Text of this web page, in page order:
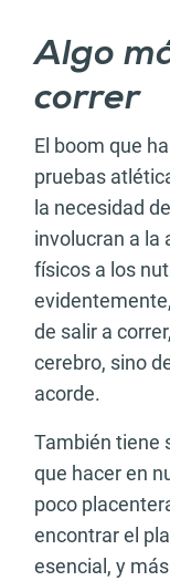
Algo
correr
El boom que
pruebas
la necesidad
involucran a la
físicos a los
de salir a
cerebro, sino
acorde.
También tiene
que hacer en
poco
encontrar el
esencial, y